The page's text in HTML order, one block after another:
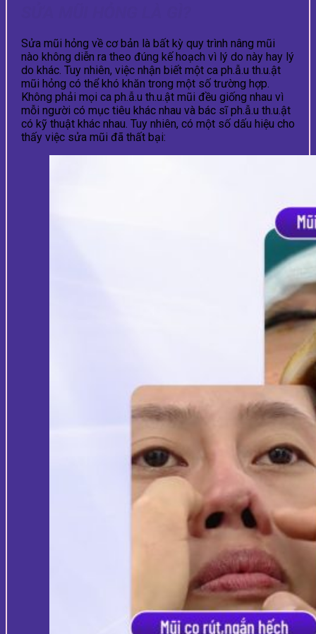
Sửa mũi hỏng về cơ bản là bất kỳ quy trình nâng mũi
nào không diễn ra theo đúng kế hoạch vì lý do này hay lý
do khác. Tuy nhiên, việc nhận biết một ca ph.ẫ.u th.u.ật
mũi hỏng có thể khó khăn trong một số trường hợp.
Không phải mọi ca ph.ẫ.u th.u.ật mũi đều giống nhau vì
mỗi người có mục tiêu khác nhau và bác sĩ ph.ẫ.u th.u.ật
có kỹ thuật khác nhau. Tuy nhiên, có một số dấu hiệu cho
thấy việc sửa mũi đã thất bại: